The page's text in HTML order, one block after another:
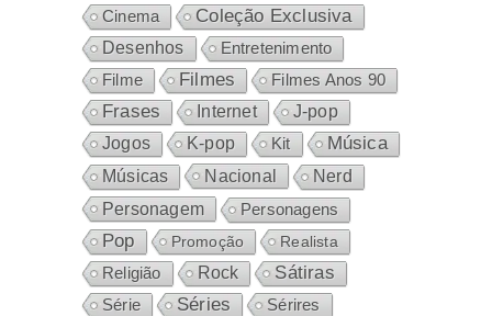
Cinema
Coleção Exclusiva
Desenhos
Entretenimento
Filme
Filmes Filmes Anos 90
Frases Internet
J-pop
Jogos
K-pop Kit Música
Músicas Nacional Nerd
Personagem Personagens
Pop Promoção
Realista
Religião
Rock Sátiras
Série Séries
Sérires